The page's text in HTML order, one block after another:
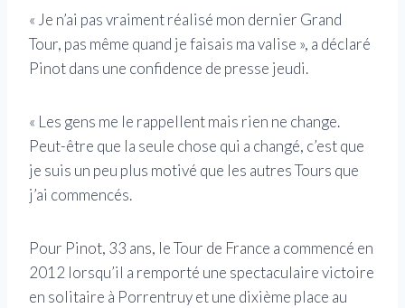
« Je n’ai pas vraiment réalisé mon dernier Grand
Tour, pas même quand je faisais ma valise », a déclaré
Pinot dans une confidence de presse jeudi.
« Les gens me le rappellent mais rien ne change.
Peut-être que la seule chose qui a changé, c’est que
je suis un peu plus motivé que les autres Tours que
j’ai commencés.
Pour Pinot, 33 ans, le Tour de France a commencé en
2012 lorsqu’il a remporté une spectaculaire victoire
en solitaire à Porrentruy et une dixième place au